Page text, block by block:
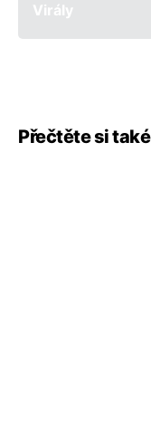
Virály
Přečtěte si také